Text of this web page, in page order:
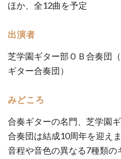
ほか、全12曲を予定
出演者
芝学園ギター部ＯＢ合奏団
ギター合奏団）
みどころ
合奏ギターの名門、芝学園
合奏団は結成10周年を迎えま
音程や音色の異なる7種類の